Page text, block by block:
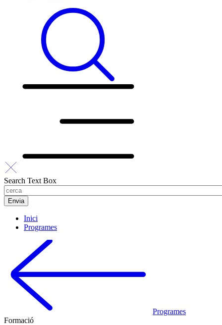
Search Text Box
Inici
Programes
Programes
Formació